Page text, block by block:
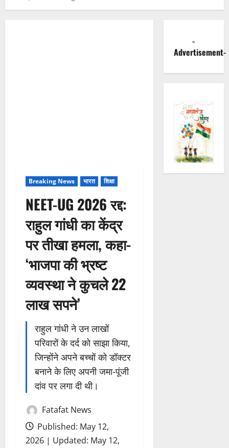
Breaking News भारत शिक्षा
NEET-UG 2026 रद्द:
राहुल गांधी का केंद्र
पर तीखा हमला, कहा-
‘भाजपा की भ्रष्ट
व्यवस्था ने कुचले 22
लाख सपने’
राहुल गांधी ने उन लाखों
परिवारों के दर्द को साझा किया,
जिन्होंने अपने बच्चों को डॉक्टर
बनाने के लिए अपनी जमा-पूंजी
दांव पर लगा दी थी।
Fatafat News
Published: May 12,
2026 | Updated: May 12,
-
Advertisement-